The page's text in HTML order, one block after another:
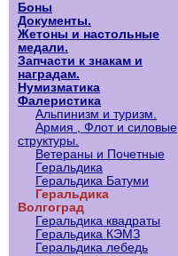
Боны
Документы.
Жетоны и настольные
медали.
Запчасти к знакам и
наградам.
Нумизматика
Фалеристика
Альпинизм и туризм.
Армия , Флот и силовые
структуры.
Ветераны и Почетные
Геральдика
Геральдика Батуми
Геральдика
Волгоград
Геральдика квадраты
Геральдика КЭМЗ
Геральдика лебедь